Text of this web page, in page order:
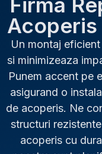
Un montaj
si minimizeaza
Punem accent pe
asigurand o
de acoperis. Ne
structuri
acoperis cu